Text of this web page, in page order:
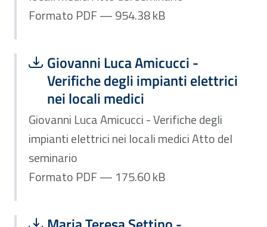
Formato PDF — 954.38 kB
Scarica file:
Giovanni Luca Amicucci -
Verifiche degli impianti elettrici
nei locali medici
Formato PDF — Dimensione 175.60 kB
Giovanni Luca Amicucci - Verifiche degli
impianti elettrici nei locali medici Atto del
seminario
Formato PDF — 175.60 kB